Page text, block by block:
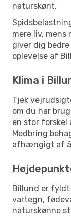
naturskønt.
mere liv,
giver dig
oplevelse af
Klima i
Tjek
om du har
en stor
Medbring
afhængigt af
Billund er
vartegn,
naturskønne